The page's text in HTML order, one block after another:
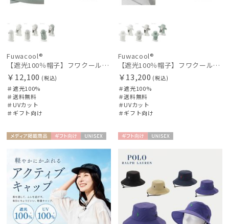
Fuwacool®
【遮光100％帽子】フワクール® (Fuwacool®) ネックカバーキャップ 遮光100 UV100 UPF50
￥12,100 (税込)
＃遮光100%
＃送料無料
＃UVカット
＃ギフト向け
Fuwacool®
【遮光100％帽子】フワクール® (Fuwacool®) ネックカバーハット 遮光100 UV100 UPF50
￥13,200 (税込)
＃遮光100%
＃送料無料
＃UVカット
＃ギフト向け
載商品
向け
向け